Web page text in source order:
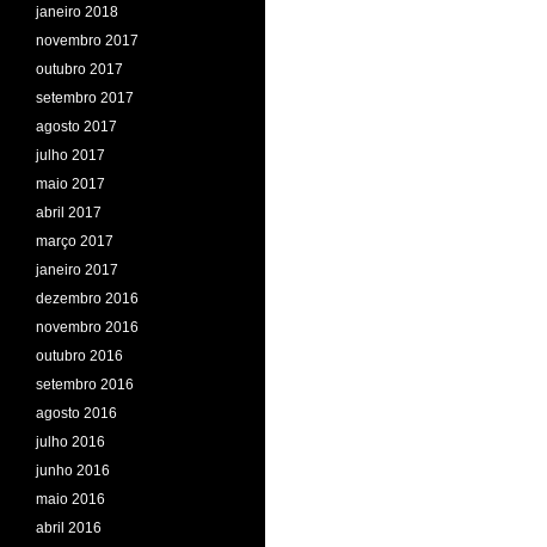
janeiro 2018
novembro 2017
outubro 2017
setembro 2017
agosto 2017
julho 2017
maio 2017
abril 2017
março 2017
janeiro 2017
dezembro 2016
novembro 2016
outubro 2016
setembro 2016
agosto 2016
julho 2016
junho 2016
maio 2016
abril 2016